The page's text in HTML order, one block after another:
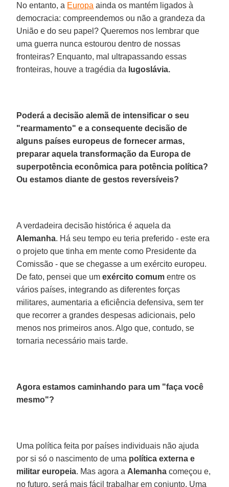
No entanto, a Europa ainda os mantém ligados à
democracia: compreendemos ou não a grandeza da
União e do seu papel? Queremos nos lembrar que
uma guerra nunca estourou dentro de nossas
fronteiras? Enquanto, mal ultrapassando essas
fronteiras, houve a tragédia da Iugoslávia.
Poderá a decisão alemã de intensificar o seu
"rearmamento" e a consequente decisão de
alguns países europeus de fornecer armas,
preparar aquela transformação da Europa de
superpotência econômica para potência política?
Ou estamos diante de gestos reversíveis?
A verdadeira decisão histórica é aquela da
Alemanha. Há seu tempo eu teria preferido - este era
o projeto que tinha em mente como Presidente da
Comissão - que se chegasse a um exército europeu.
De fato, pensei que umexército comum entre os
vários países, integrando as diferentes forças
militares, aumentaria a eficiência defensiva, sem ter
que recorrer a grandes despesas adicionais, pelo
menos nos primeiros anos. Algo que, contudo, se
tornaria necessário mais tarde.
Agora estamos caminhando para um "faça você
mesmo"?
Uma política feita por países individuais não ajuda
por si só o nascimento de uma política externa e
militar europeia. Mas agora a Alemanha começou e,
no futuro, será mais fácil trabalhar em conjunto. Uma